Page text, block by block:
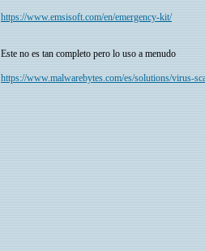
https://www.emsisoft.com/en/emergency-kit/
Este no es tan completo pero lo uso a menudo
https://www.malwarebytes.com/es/solutions/virus-